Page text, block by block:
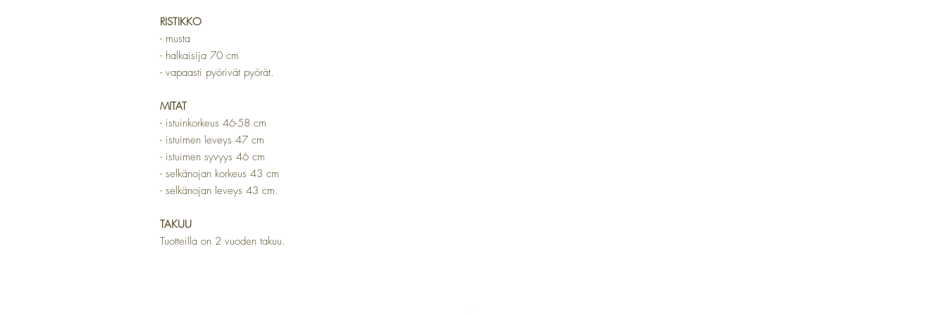
RISTIKKO
- musta
- halkaisija 70 cm
- vapaasti pyörivät pyörät.
MITAT
- istuinkorkeus 46-58 cm
- istuimen leveys 47 cm
- istuimen syvyys 46 cm
- selkänojan korkeus 43 cm
- selkänojan leveys 43 cm.
TAKUU
Tuotteilla on 2 vuoden takuu.